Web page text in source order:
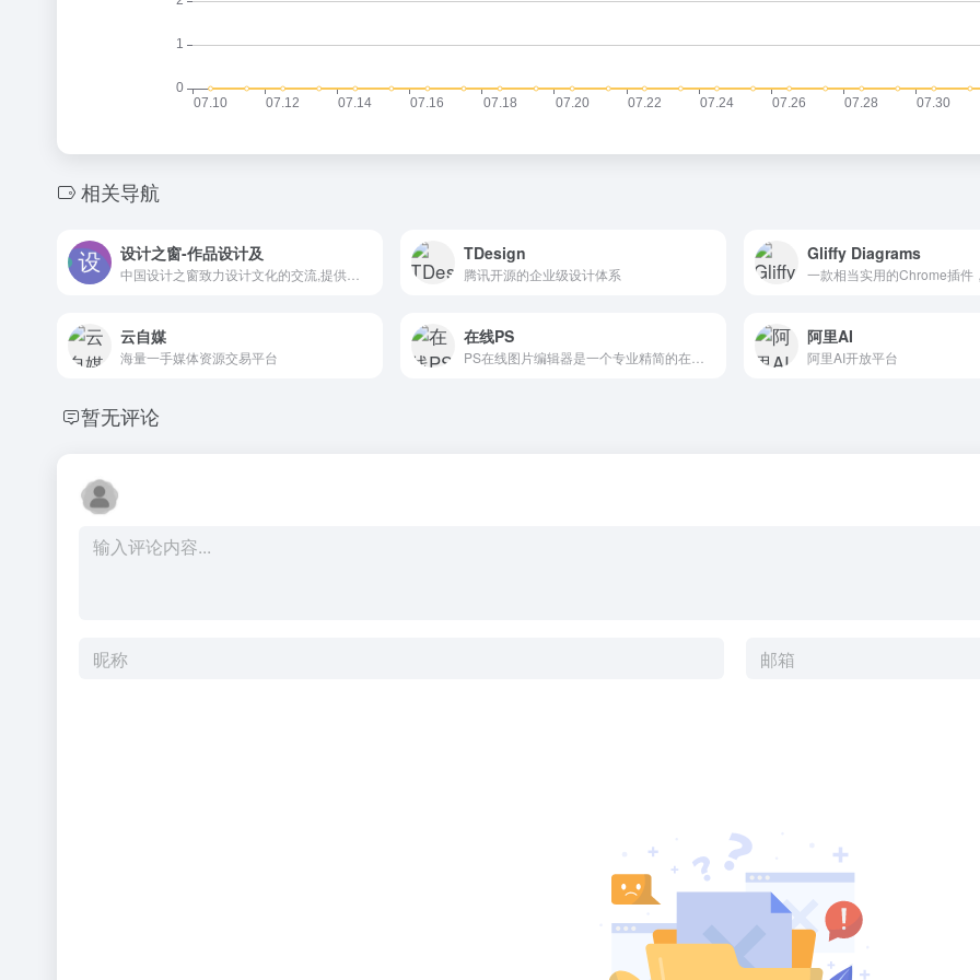
相关导航
设计之窗-作品设计及 TDesign
腾讯开源的企业级设计体系
Gliffy Diagrams
云自媒
海量一手媒体资源交易平台
在线PS 阿里AI
阿里AI开放平台
暂无评论